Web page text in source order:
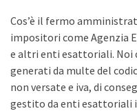
Cos’è il fermo
impositori come Agenzia
e altri enti esattoriali. Noi
generati da multe del
non versate e iva, di
gestito da enti esattoriali